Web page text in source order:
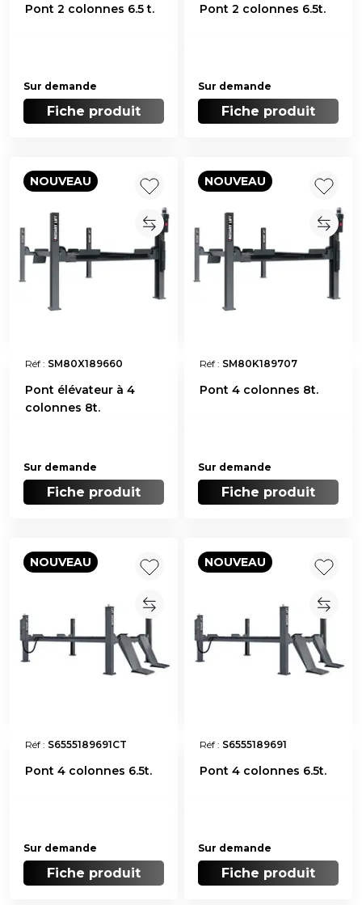
Pont 2 colonnes 6.5 t.
Sur demande
Fiche produit
Pont 2 colonnes 6.5t.
Sur demande
Fiche produit
NOUVEAU
Réf : SM80X189660
Pont élévateur à 4
colonnes 8t.
Sur demande
Fiche produit
NOUVEAU
Réf : SM80K189707
Pont 4 colonnes 8t.
Sur demande
Fiche produit
NOUVEAU
Réf : S6555189691CT
Pont 4 colonnes 6.5t.
Sur demande
Fiche produit
NOUVEAU
Réf : S6555189691
Pont 4 colonnes 6.5t.
Sur demande
Fiche produit